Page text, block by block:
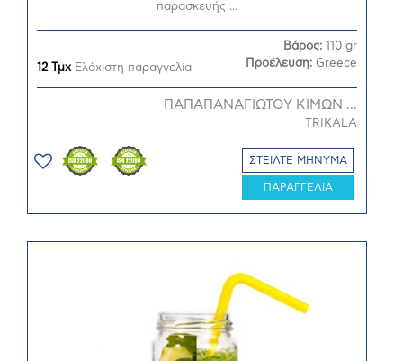
παρασκευής ...
12 ΤμχΕλάχιστη παραγγελία
Βάρος: 110 gr
Προέλευση: Greece
ΠΑΠΑΠΑΝΑΓΙΩΤΟΥ ΚΙΜΩΝ ...
TRIKALA
ΣΤΕΙΛΤΕ ΜΗΝΥΜΑ
ΠΑΡΑΓΓΕΛΙΑ